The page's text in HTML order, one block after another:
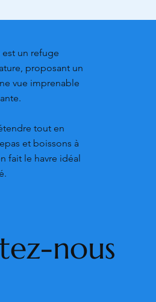
un refuge
proposant un
vue imprenable
tout en
et boissons à
fait le havre idéal
nous